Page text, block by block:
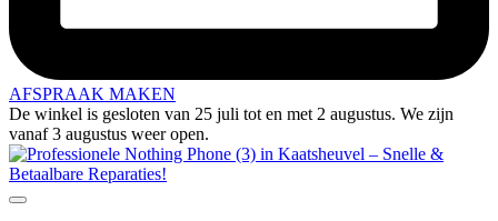
AFSPRAAK MAKEN
De winkel is gesloten van 25 juli tot en met 2 augustus. We zijn
vanaf 3 augustus weer open.